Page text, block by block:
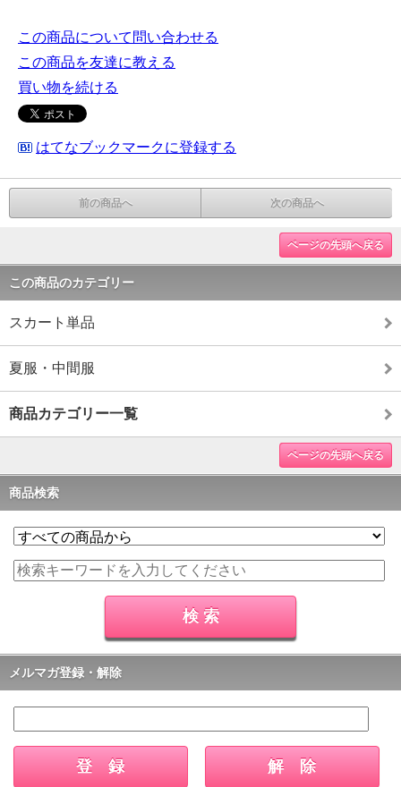
この商品について問い合わせる
この商品を友達に教える
買い物を続ける
はてなブックマークに登録する
前の商品へ 次の商品へ
ページの先頭へ戻る
この商品のカテゴリー
スカート単品
夏服・中間服
商品カテゴリー一覧
ページの先頭へ戻る
商品検索
メルマガ登録・解除